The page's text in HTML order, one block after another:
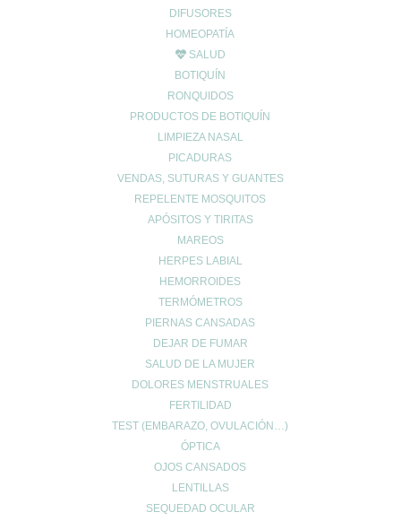
DIFUSORES
HOMEOPATÍA
SALUD
BOTIQUÍN
RONQUIDOS
PRODUCTOS DE BOTIQUÍN
LIMPIEZA NASAL
PICADURAS
VENDAS, SUTURAS Y GUANTES
REPELENTE MOSQUITOS
APÓSITOS Y TIRITAS
MAREOS
HERPES LABIAL
HEMORROIDES
TERMÓMETROS
PIERNAS CANSADAS
DEJAR DE FUMAR
SALUD DE LA MUJER
DOLORES MENSTRUALES
FERTILIDAD
TEST (EMBARAZO, OVULACIÓN…)
ÓPTICA
OJOS CANSADOS
LENTILLAS
SEQUEDAD OCULAR